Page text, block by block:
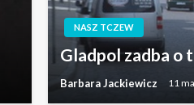
NASZ TCZEW
Gladpol zadba o
Barbara Jackiewicz 11